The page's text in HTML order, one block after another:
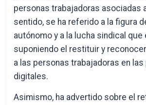
personas trabajadoras asociadas
sentido, se ha referido a la figura
autónomo y a la lucha sindical que
suponiendo el restituir y
a las personas trabajadoras en
digitales.
Asimismo, ha advertido sobre el